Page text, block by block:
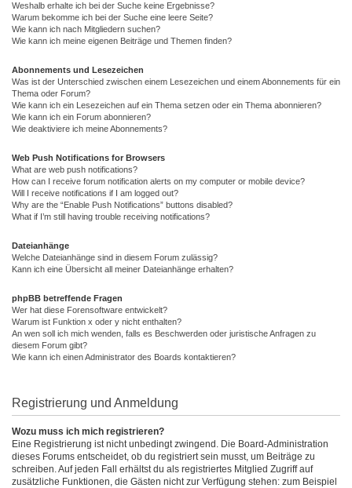
Weshalb erhalte ich bei der Suche keine Ergebnisse?
Warum bekomme ich bei der Suche eine leere Seite?
Wie kann ich nach Mitgliedern suchen?
Wie kann ich meine eigenen Beiträge und Themen finden?
Abonnements und Lesezeichen
Was ist der Unterschied zwischen einem Lesezeichen und einem Abonnements für ein
Thema oder Forum?
Wie kann ich ein Lesezeichen auf ein Thema setzen oder ein Thema abonnieren?
Wie kann ich ein Forum abonnieren?
Wie deaktiviere ich meine Abonnements?
Web Push Notifications for Browsers
What are web push notifications?
How can I receive forum notification alerts on my computer or mobile device?
Will I receive notifications if I am logged out?
Why are the “Enable Push Notifications” buttons disabled?
What if I’m still having trouble receiving notifications?
Dateianhänge
Welche Dateianhänge sind in diesem Forum zulässig?
Kann ich eine Übersicht all meiner Dateianhänge erhalten?
phpBB betreffende Fragen
Wer hat diese Forensoftware entwickelt?
Warum ist Funktion x oder y nicht enthalten?
An wen soll ich mich wenden, falls es Beschwerden oder juristische Anfragen zu
diesem Forum gibt?
Wie kann ich einen Administrator des Boards kontaktieren?
Registrierung und Anmeldung
Wozu muss ich mich registrieren?
Eine Registrierung ist nicht unbedingt zwingend. Die Board-Administration
dieses Forums entscheidet, ob du registriert sein musst, um Beiträge zu
schreiben. Auf jeden Fall erhältst du als registriertes Mitglied Zugriff auf
zusätzliche Funktionen, die Gästen nicht zur Verfügung stehen: zum Beispiel